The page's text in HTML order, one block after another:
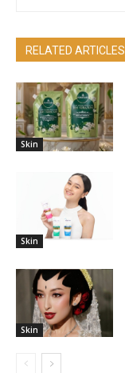
RELATED ARTICLES
Skin
Skin
Skin